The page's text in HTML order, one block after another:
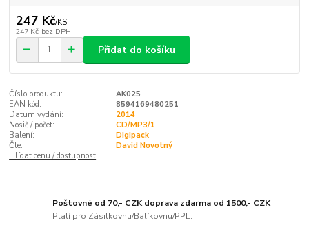
247 Kč/KS
247 Kč bez DPH
Přidat do košíku
Číslo produktu:
AK025
EAN kód:
8594169480251
Datum vydání:
2014
Nosič / počet:
CD/MP3/1
Balení:
Digipack
Čte:
David Novotný
Hlídat cenu / dostupnost
Poštovné od 70,- CZK doprava zdarma od 1500,- CZK
Platí pro Zásilkovnu/Balíkovnu/PPL.